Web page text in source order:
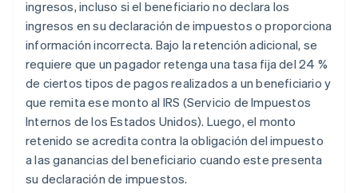
ingresos, incluso si el beneficiario no declara los
ingresos en su declaración de impuestos o proporciona
información incorrecta. Bajo la retención adicional, se
requiere que un pagador retenga una tasa fija del 24 %
de ciertos tipos de pagos realizados a un beneficiario y
que remita ese monto al IRS (Servicio de Impuestos
Internos de los Estados Unidos). Luego, el monto
retenido se acredita contra la obligación del impuesto
a las ganancias del beneficiario cuando este presenta
su declaración de impuestos.